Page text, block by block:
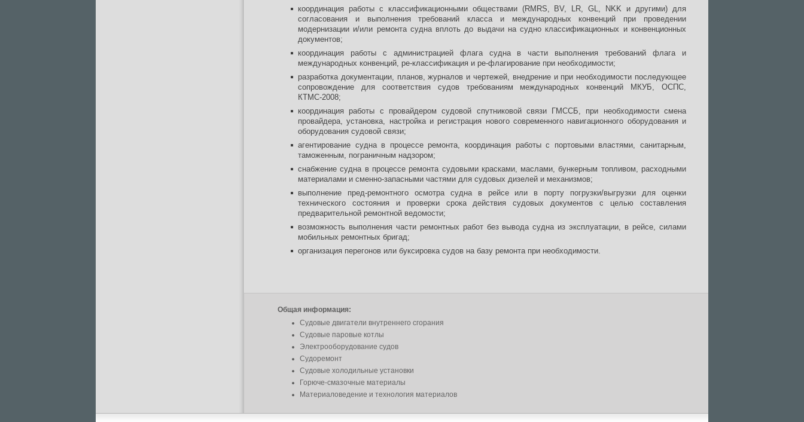
координация работы с классификационными обществами (RMRS, BV, LR, GL, NKK и другими) для
согласования и выполнения требований класса и международных конвенций при проведении
модернизации и/или ремонта судна вплоть до выдачи на судно классификационных и конвенционных
документов;
координация работы с администрацией флага судна в части выполнения требований флага и
международных конвенций, ре-классификация и ре-флагирование при необходимости;
разработка документации, планов, журналов и чертежей, внедрение и при необходимости последующее
сопровождение для соответствия судов требованиям международных конвенций МКУБ, ОСПС,
КТМС-2008;
координация работы с провайдером судовой спутниковой связи ГМССБ, при необходимости смена
провайдера, установка, настройка и регистрация нового современного навигационного оборудования и
оборудования судовой связи;
агентирование судна в процессе ремонта, координация работы с портовыми властями, санитарным,
таможенным, пограничным надзором;
снабжение судна в процессе ремонта судовыми красками, маслами, бункерным топливом, расходными
материалами и сменно-запасными частями для судовых дизелей и механизмов;
выполнение пред-ремонтного осмотра судна в рейсе или в порту погрузки/выгрузки для оценки
технического состояния и проверки срока действия судовых документов с целью составления
предварительной ремонтной ведомости;
возможность выполнения части ремонтных работ без вывода судна из эксплуатации, в рейсе, силами
мобильных ремонтных бригад;
организация перегонов или буксировка судов на базу ремонта при необходимости.
Общая информация:
Судовые двигатели внутреннего сгорания
Судовые паровые котлы
Электрооборудование судов
Судоремонт
Судовые холодильные установки
Горюче-смазочные материалы
Материаловедение и технология материалов